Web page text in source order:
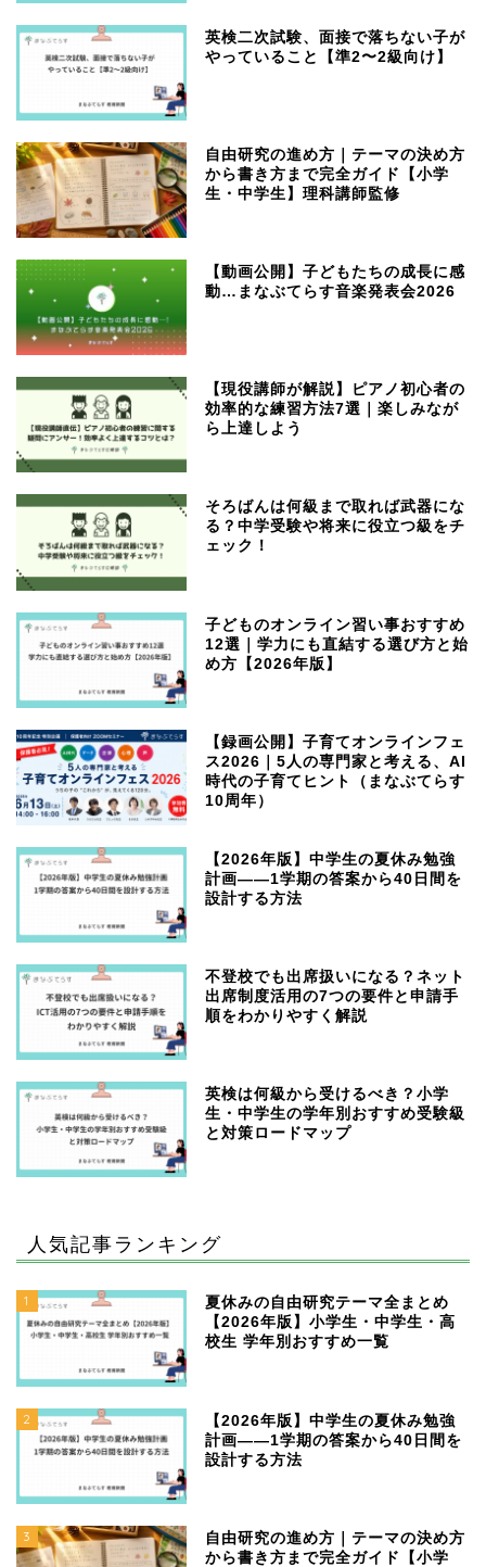
英検二次試験、面接で落ちない子が
やっていること【準2〜2級向け】
自由研究の進め方｜テーマの決め方
から書き方まで完全ガイド【小学
生・中学生】理科講師監修
【動画公開】子どもたちの成長に感
動…まなぶてらす音楽発表会2026
【現役講師が解説】ピアノ初心者の
効率的な練習方法7選｜楽しみなが
ら上達しよう
そろばんは何級まで取れば武器にな
る？中学受験や将来に役立つ級をチ
ェック！
子どものオンライン習い事おすすめ
12選｜学力にも直結する選び方と始
め方【2026年版】
【録画公開】子育てオンラインフェ
ス2026｜5人の専門家と考える、AI
時代の子育てヒント（まなぶてらす
10周年）
【2026年版】中学生の夏休み勉強
計画——1学期の答案から40日間を
設計する方法
不登校でも出席扱いになる？ネット
出席制度活用の7つの要件と申請手
順をわかりやすく解説
英検は何級から受けるべき？小学
生・中学生の学年別おすすめ受験級
と対策ロードマップ
人気記事ランキング
1
夏休みの自由研究テーマ全まとめ
【2026年版】小学生・中学生・高
校生 学年別おすすめ一覧
2
【2026年版】中学生の夏休み勉強
計画——1学期の答案から40日間を
設計する方法
3
自由研究の進め方｜テーマの決め方
から書き方まで完全ガイド【小学